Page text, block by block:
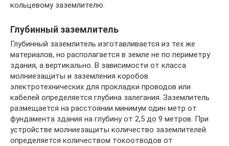
кольцевому заземлителю.
Глубинный заземлитель
Глубинный заземлитель изготавливается из тех же
материалов, но располагается в земле не по периметру
здания, а вертикально. В зависимости от класса
молниезащиты и заземления коробов
электротехнических для прокладки проводов или
кабелей определяется глубина залегания. Заземлитель
размещается на расстоянии минимум один метр от
фундамента здания на глубину от 2,5 до 9 метров. При
устройстве молниезащиты количество заземлителей
определяется количеством токоотводов от